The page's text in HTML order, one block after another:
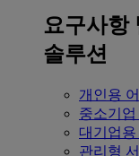
요구사항
솔루션
개인용
중소기업
대기업용
관리형